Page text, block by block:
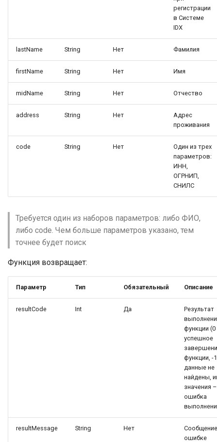
Автоматическое распознавание
основных полей Казахского
паспорта
Автоматическое распознавание
основных полей Киргизского
загранпаспорта
основных полей Украинского
паспорта
регистрации
в Системе
IDX
lastName String Нет Фамилия
firstName String Нет Имя
midName String Нет Отчество
address String Нет
Адрес
проживания
code String Нет
Один из трех
параметров:
ИНН,
ОГРНИП,
СНИЛС
Требуется один из наборов параметров: либо ФИО,
либо code. Чем больше параметров указано, тем
точнее будет поиск
Функция возвращает:
Параметр Тип Обязательный Описание
resultCode Int Да
Результат
функции (0
успешное
функции, -
данные не
найдены,
значения –
ошибка
resultMessage String Нет
ошибке